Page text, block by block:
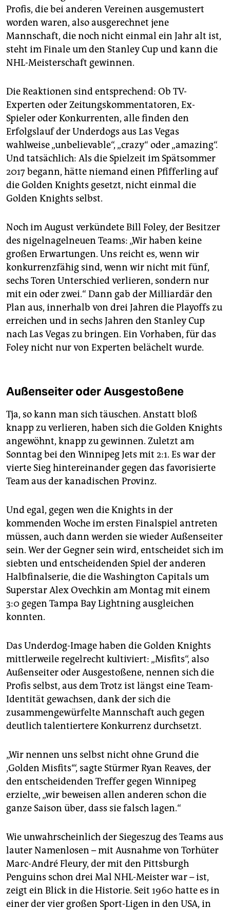
Profis, die bei anderen Vereinen ausgemustert
worden waren, also ausgerechnet jene
Mannschaft, die noch nicht einmal ein Jahr alt ist,
steht im Finale um den Stanley Cup und kann die
NHL-Meisterschaft gewinnen.
Die Reaktionen sind entsprechend: Ob TV-
Experten oder Zeitungskommentatoren, Ex-
Spieler oder Konkurrenten, alle finden den
Erfolgslauf der Underdogs aus Las Vegas
wahlweise „unbelievable“, „crazy“ oder „amazing“.
Und tatsächlich: Als die Spielzeit im Spätsommer
2017 begann, hätte niemand einen Pfifferling auf
die Golden Knights gesetzt, nicht einmal die
Golden Knights selbst.
Noch im August verkündete Bill Foley, der Besitzer
des nigelnagelneuen Teams: „Wir haben keine
großen Erwartungen. Uns reicht es, wenn wir
konkurrenzfähig sind, wenn wir nicht mit fünf,
sechs Toren Unterschied verlieren, sondern nur
mit ein oder zwei.“ Dann gab der Milliardär den
Plan aus, innerhalb von drei Jahren die Playoffs zu
erreichen und in sechs Jahren den Stanley Cup
nach Las Vegas zu bringen. Ein Vorhaben, für das
Foley nicht nur von Experten belächelt wurde.
Außenseiter oder ­Ausgestoßene
Tja, so kann man sich täuschen. Anstatt bloß
knapp zu verlieren, haben sich die Golden Knights
angewöhnt, knapp zu gewinnen. Zuletzt am
Sonntag bei den Winnipeg Jets mit 2:1. Es war der
vierte Sieg hintereinander gegen das favorisierte
Team aus der kanadischen Provinz.
Und egal, gegen wen die Knights in der
kommenden Woche im ersten Finalspiel antreten
müssen, auch dann werden sie wieder Außenseiter
sein. Wer der Gegner sein wird, entscheidet sich im
siebten und entscheidenden Spiel der anderen
Halbfinalserie, die die Washington Capitals um
Superstar Alex Ovechkin am Montag mit einem
3:0 gegen Tampa Bay Lightning ausgleichen
konnten.
Das Underdog-Image haben die Golden Knights
mittlerweile regelrecht kultiviert: „Misfits“, also
Außenseiter oder Ausgestoßene, nennen sich die
Profis selbst, aus dem Trotz ist längst eine Team-
Identität gewachsen, dank der sich die
zusammengewürfelte Mannschaft auch gegen
deutlich talentiertere Konkurrenz durchsetzt.
„Wir nennen uns selbst nicht ohne Grund die
‚Golden Misfits‘“, sagte Stürmer Ryan Reaves, der
den entscheidenden Treffer gegen Winnipeg
erzielte, „wir beweisen allen anderen schon die
ganze Saison über, dass sie falsch lagen.“
Wie unwahrscheinlich der Siegeszug des Teams aus
lauter Namenlosen – mit Ausnahme von Torhüter
Marc-André Fleury, der mit den Pittsburgh
Penguins schon drei Mal NHL-Meister war – ist,
zeigt ein Blick in die Historie. Seit 1960 hatte es in
einer der vier großen Sport-Ligen in den USA, in